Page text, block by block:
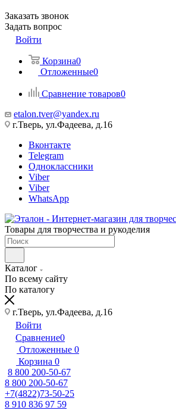
Заказать звонок
Задать вопрос
Войти
Корзина0
Отложенные0
Сравнение товаров0
etalon.tver@yandex.ru
г.Тверь, ул.Фадеева, д.16
Вконтакте
Telegram
Одноклассники
Viber
Viber
WhatsApp
Товары для творчества и рукоделия
Каталог
По всему сайту
По каталогу
г.Тверь, ул.Фадеева, д.16
Войти
Сравнение0
Отложенные 0
Корзина 0
8 800 200-50-67
8 800 200-50-67
+7(4822)73-50-25
8 910 836 97 59